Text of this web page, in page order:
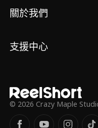
關於我們
支援中心
© 2026 Crazy Maple